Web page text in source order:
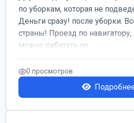
по уборкам, которая не
Деньги сразу! после уборки.
страны! Проезд по навигатору,
можно работать по...
0 просмотров